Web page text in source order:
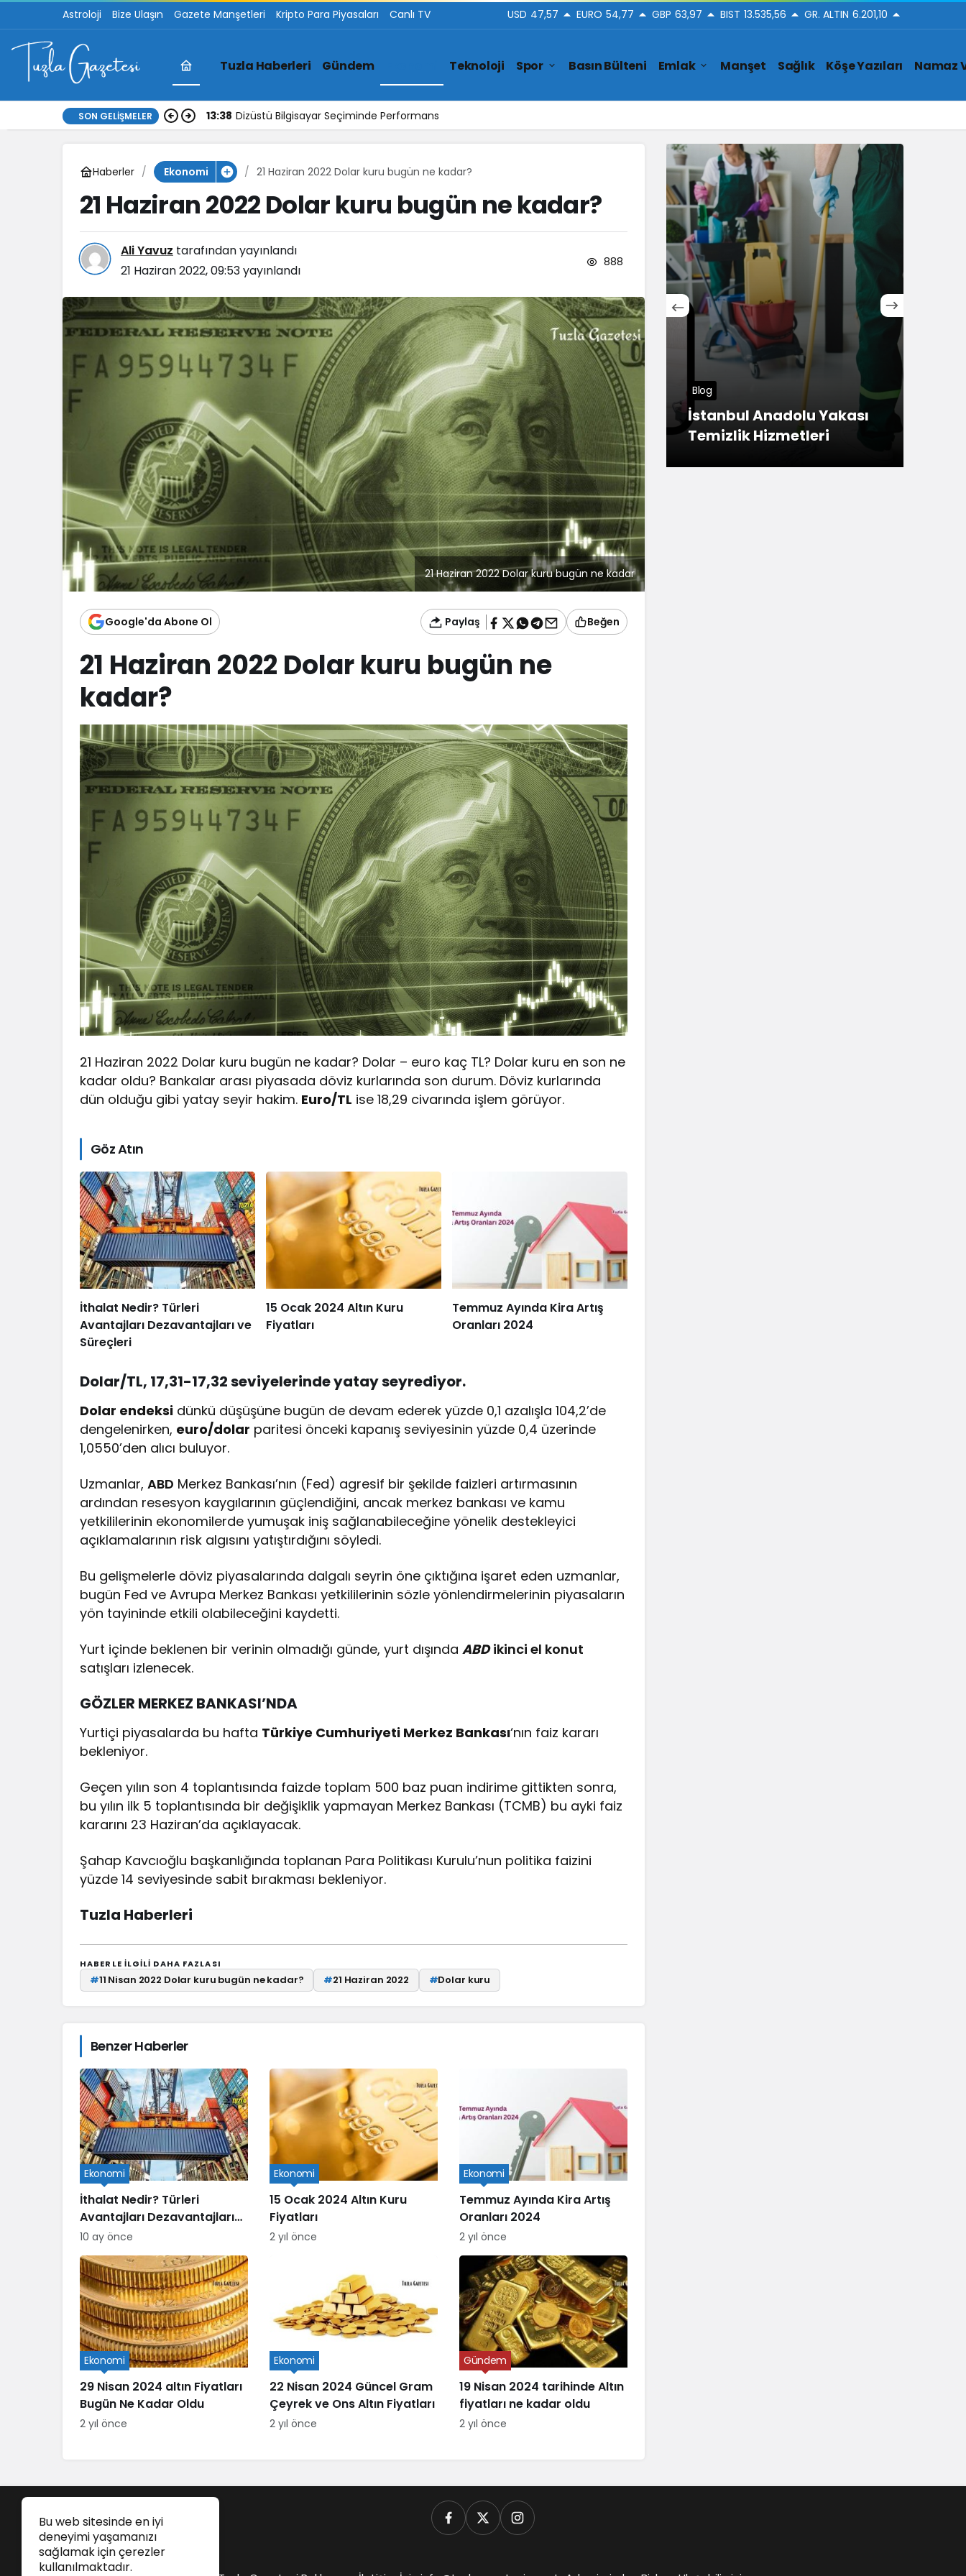
Astroloji Bize Ulaşın Gazete Manşetleri Kripto Para Piyasaları Canlı TV USD 47,57 EURO 54,77 GBP 63,97 BIST 13.535,56 GR. ALTIN 6.201,10
Tuzla Haberleri Gündem Teknoloji Spor Basın Bülteni Emlak Manşet Sağlık Köşe Yazıları Namaz
SON GELIŞMELER 13:38 Dizüstü Bilgisayar Seçiminde Performans
Haberler Ekonomi 21 Haziran 2022 Dolar kuru bugün ne kadar?
21 Haziran 2022 Dolar kuru bugün ne kadar?
Ali Yavuz tarafından yayınlandı
21 Haziran 2022, 09:53yayınlandı
888
21 Haziran 2022 Dolar kuru bugün ne kadar
Google'da Abone Ol Paylaş Beğen
21 Haziran 2022 Dolar kuru bugün ne
kadar?
21 Haziran 2022 Dolar kuru bugün ne kadar? Dolar – euro kaç TL? Dolar kuru en son ne
kadar oldu? Bankalar arası piyasada döviz kurlarında son durum. Döviz kurlarında
dün olduğu gibi yatay seyir hakim. Euro/TL ise 18,29 civarında işlem görüyor.
Göz Atın
İthalat Nedir? Türleri
Avantajları Dezavantajları ve
Süreçleri
15 Ocak 2024 Altın Kuru
Fiyatları
Temmuz Ayında Kira Artış
Oranları 2024
Dolar/TL, 17,31-17,32 seviyelerinde yatay seyrediyor.
Dolar endeksi dünkü düşüşüne bugün de devam ederek yüzde 0,1 azalışla 104,2’de
dengelenirken, euro/dolar paritesi önceki kapanış seviyesinin yüzde 0,4 üzerinde
1,0550’den alıcı buluyor.
Uzmanlar,ABD Merkez Bankası’nın (Fed) agresif bir şekilde faizleri artırmasının
ardından resesyon kaygılarının güçlendiğini, ancak merkez bankası ve kamu
yetkililerinin ekonomilerde yumuşak iniş sağlanabileceğine yönelik destekleyici
açıklamalarının risk algısını yatıştırdığını söyledi.
Bu gelişmelerle döviz piyasalarında dalgalı seyrin öne çıktığına işaret eden uzmanlar,
bugün Fed ve Avrupa Merkez Bankası yetkililerinin sözle yönlendirmelerinin piyasaların
yön tayininde etkili olabileceğini kaydetti.
Yurt içinde beklenen bir verinin olmadığı günde, yurt dışındaABD ikinci el konut
satışları izlenecek.
GÖZLER MERKEZ BANKASI’NDA
Yurtiçi piyasalarda bu hafta Türkiye Cumhuriyeti Merkez Bankası‘nın faiz kararı
bekleniyor.
Geçen yılın son 4 toplantısında faizde toplam 500 baz puan indirime gittikten sonra,
bu yılın ilk 5 toplantısında bir değişiklik yapmayan Merkez Bankası (TCMB) bu ayki faiz
kararını 23 Haziran’da açıklayacak.
Şahap Kavcıoğlu başkanlığında toplanan Para Politikası Kurulu’nun politika faizini
yüzde 14 seviyesinde sabit bırakması bekleniyor.
Tuzla Haberleri
HABERLE ILGILI DAHA FAZLASI
#11 Nisan 2022 Dolar kuru bugün ne kadar? #21 Haziran 2022 #Dolar kuru
Benzer Haberler
İthalat Nedir? Türleri
Avantajları Dezavantajları
ve Süreçleri
Ekonomi
10 ay önce
15 Ocak 2024 Altın Kuru
Fiyatları
Ekonomi
2 yıl önce
Temmuz Ayında Kira Artış
Oranları 2024
Ekonomi
2 yıl önce
29 Nisan 2024 altın Fiyatları
Bugün Ne Kadar Oldu
Ekonomi
2 yıl önce
22 Nisan 2024 Güncel Gram
Çeyrek ve Ons Altın Fiyatları
Ekonomi
2 yıl önce
19 Nisan 2024 tarihinde Altın
fiyatları ne kadar oldu
Gündem
2 yıl önce
Blog
Dizüstü Bilgisayar
Seçiminde Performans
Blog
İstanbul Anadolu Yakası
Temizlik Hizmetleri
Bu web sitesinde en iyi
deneyimi yaşamanızı
sağlamak için çerezler
kullanılmaktadır.